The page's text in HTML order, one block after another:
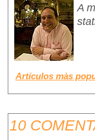
A
Artículos màs
10